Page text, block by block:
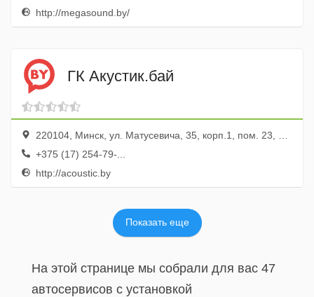
http://megasound.by/
ГК Акустик.бай
220104, Минск, ул. Матусевича, 35, корп.1, пом. 23, оф. 36
+375 (17) 254-79-...
http://acoustic.by
Показать еще
На этой странице мы собрали для вас 47
автосервисов с установкой